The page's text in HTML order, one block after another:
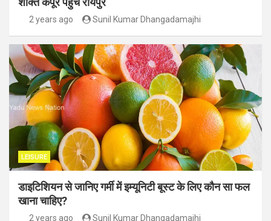
2 years ago Sunil Kumar Dhangadamajhi
LEISURE
डाइटिशियन से जानिए गर्मी में इम्यूनिटी बूस्ट के लिए कौन सा फल
खाना चाहिए?
2 years ago Sunil Kumar Dhangadamajhi